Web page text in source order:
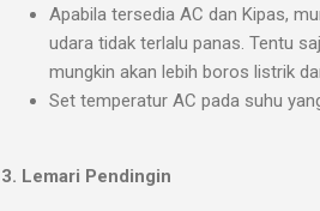
Apabila tersedia AC dan Kipas,
udara tidak terlalu panas. Tentu
mungkin akan lebih boros listrik
Set temperatur AC pada suhu
3. Lemari Pendingin